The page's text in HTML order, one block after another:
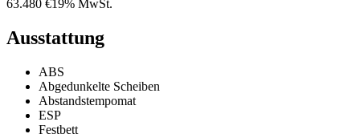
63.480 €19% MwSt.
Ausstattung
ABS
Abgedunkelte Scheiben
Abstandstempomat
ESP
Festbett